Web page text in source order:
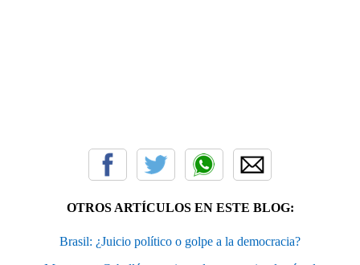
OTROS ARTÍCULOS EN ESTE BLOG:
Brasil: ¿Juicio político o golpe a la democracia?